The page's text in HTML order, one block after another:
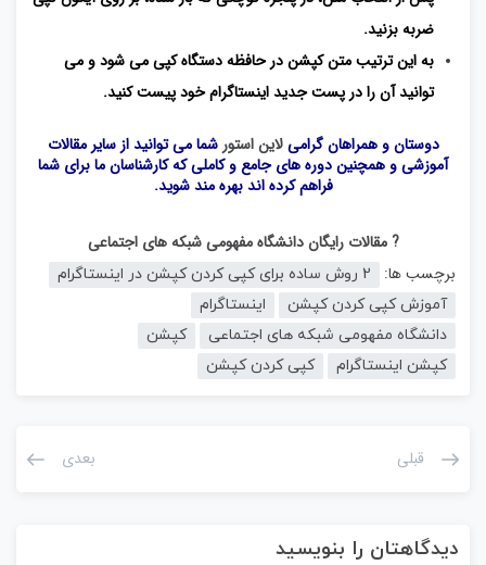
ضربه بزنید.
به این ترتیب متن کپشن در حافظه دستگاه کپی می شود و می
توانید آن را در پست جدید اینستاگرام خود پیست کنید.
دوستان و همراهان گرامیلاین استور شما می توانید از سایر مقالات
آموزشی و همچنین دوره های جامع و کاملی که کارشناسان ما برای شما
فراهم کرده اند بهره مند شوید.
? مقالات رایگان دانشگاه مفهومی شبکه های اجتماعی
برچسب ها:
2 روش ساده برای کپی کردن کپشن در اینستاگرام
آموزش کپی کردن کپشن
اینستاگرام
دانشگاه مفهومی شبکه های اجتماعی
کپشن
کپشن اینستاگرام
کپی کردن کپشن
قبلی بعدی
دیدگاهتان را بنویسید